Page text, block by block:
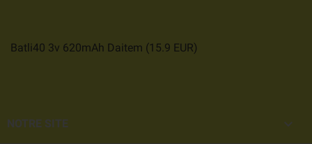
Batli40 3v 620mAh Daitem (15.9 EUR)
NOTRE SITE 